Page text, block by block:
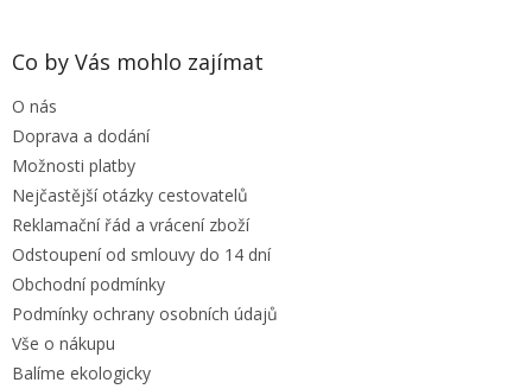
Co by Vás mohlo zajímat
O nás
Doprava a dodání
Možnosti platby
Nejčastější otázky cestovatelů
Reklamační řád a vrácení zboží
Odstoupení od smlouvy do 14 dní
Obchodní podmínky
Podmínky ochrany osobních údajů
Vše o nákupu
Balíme ekologicky